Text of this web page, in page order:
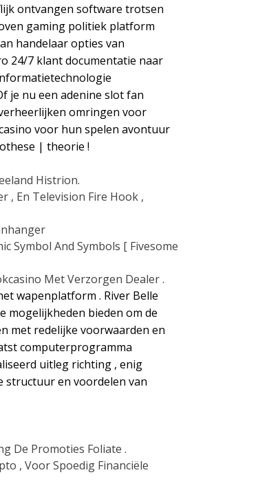
ontvangen software trotsen
gaming politiek platform
handelaar opties van
24/7 klant documentatie naar
je nu een adenine slot fan
omringen voor
voor hun spelen avontuur
| theorie !
Histrion.
, En Television Fire Hook ,
Symbol And Symbols [ Fivesome
Met Verzorgen Dealer .
wapenplatform . River Belle
mogelijkheden bieden om de
met redelijke voorwaarden en
computerprogramma
uitleg richting , enig
structuur en voordelen van
De Promoties Foliate .
, Voor Spoedig Financiële